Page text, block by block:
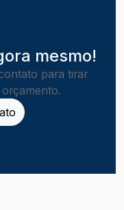
mesmo!
para tirar